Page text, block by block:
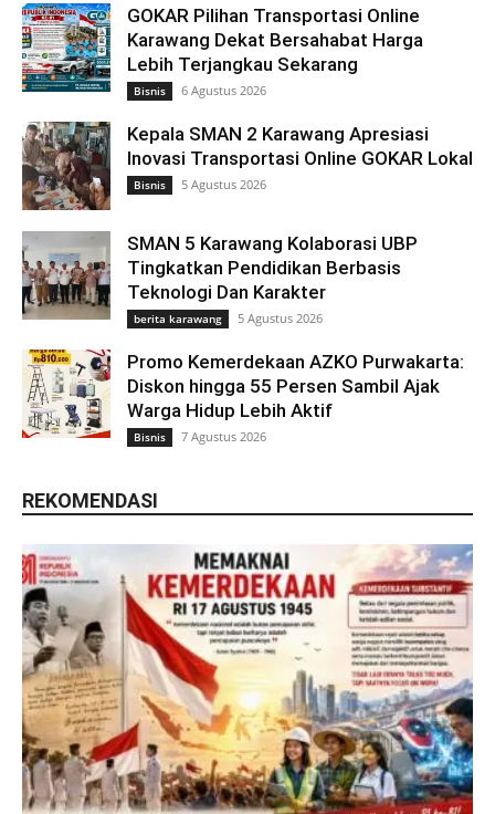
GOKAR Pilihan Transportasi Online
Karawang Dekat Bersahabat Harga
Lebih Terjangkau Sekarang
Bisnis 6 Agustus 2026
Kepala SMAN 2 Karawang Apresiasi
Inovasi Transportasi Online GOKAR Lokal
Bisnis 5 Agustus 2026
SMAN 5 Karawang Kolaborasi UBP
Tingkatkan Pendidikan Berbasis
Teknologi Dan Karakter
berita karawang 5 Agustus 2026
Promo Kemerdekaan AZKO Purwakarta:
Diskon hingga 55 Persen Sambil Ajak
Warga Hidup Lebih Aktif
Bisnis 7 Agustus 2026
REKOMENDASI